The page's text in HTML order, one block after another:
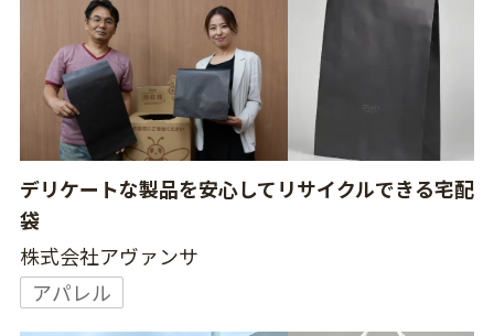
デリケートな製品を安心してリサイクルできる宅配
袋
株式会社アヴァンサ
アパレル